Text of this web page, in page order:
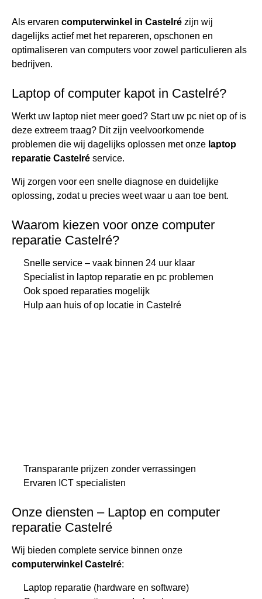
Als ervaren computerwinkel in Castelré zijn wij
dagelijks actief met het repareren, opschonen en
optimaliseren van computers voor zowel particulieren als
bedrijven.
Laptop of computer kapot in Castelré?
Werkt uw laptop niet meer goed? Start uw pc niet op of is
deze extreem traag? Dit zijn veelvoorkomende
problemen die wij dagelijks oplossen met onze laptop
reparatie Castelré service.
Wij zorgen voor een snelle diagnose en duidelijke
oplossing, zodat u precies weet waar u aan toe bent.
Waarom kiezen voor onze computer
reparatie Castelré?
Snelle service – vaak binnen 24 uur klaar
Specialist in laptop reparatie en pc problemen
Ook spoed reparaties mogelijk
Hulp aan huis of op locatie in Castelré
Transparante prijzen zonder verrassingen
Ervaren ICT specialisten
Onze diensten – Laptop en computer
reparatie Castelré
Wij bieden complete service binnen onze
computerwinkel Castelré:
Laptop reparatie (hardware en software)